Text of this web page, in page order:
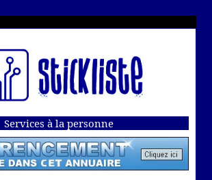
Services à la personne